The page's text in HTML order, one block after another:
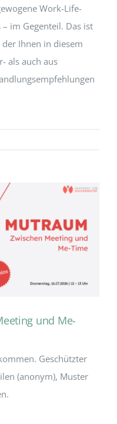
Work-Life-
im Gegenteil. Das ist
Ihnen in diesem
als auch aus
und Me-
Geschützter
(anonym), Muster